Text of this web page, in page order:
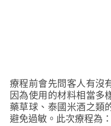
療程前會先問客人有沒
因為使用的材料相當多
藥草球、泰國米酒之類
避免過敏。此次療程為：